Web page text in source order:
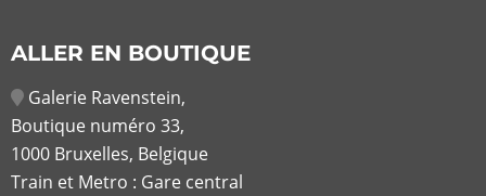
ALLER EN BOUTIQUE
Galerie Ravenstein,
Boutique numéro 33,
1000 Bruxelles, Belgique
Train et Metro : Gare central